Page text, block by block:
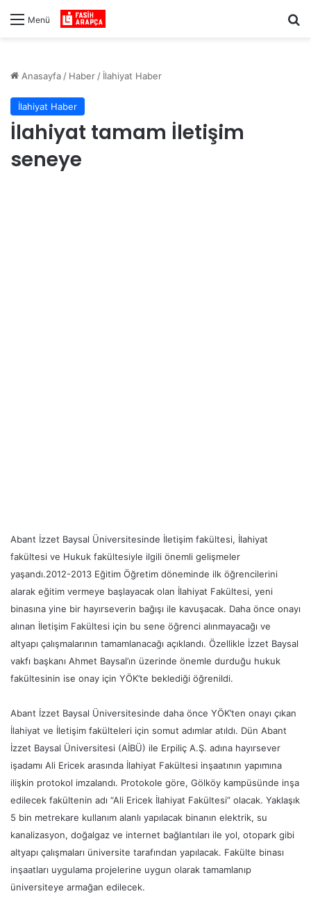
Menü
Anasayfa / Haber / İlahiyat Haber
İlahiyat Haber
İlahiyat tamam İletişim
seneye
Abant İzzet Baysal Üniversitesinde İletişim fakültesi, İlahiyat
fakültesi ve Hukuk fakültesiyle ilgili önemli gelişmeler
yaşandı.2012-2013 Eğitim Öğretim döneminde ilk öğrencilerini
alarak eğitim vermeye başlayacak olan İlahiyat Fakültesi, yeni
binasına yine bir hayırseverin bağışı ile kavuşacak. Daha önce onayı
alınan İletişim Fakültesi için bu sene öğrenci alınmayacağı ve
altyapı çalışmalarının tamamlanacağı açıklandı. Özellikle İzzet Baysal
vakfı başkanı Ahmet Baysal’ın üzerinde önemle durduğu hukuk
fakültesinin ise onay için YÖK’te beklediği öğrenildi.
Abant İzzet Baysal Üniversitesinde daha önce YÖK’ten onayı çıkan
İlahiyat ve İletişim fakülteleri için somut adımlar atıldı. Dün Abant
İzzet Baysal Üniversitesi (AİBÜ) ile Erpiliç A.Ş. adına hayırsever
işadamı Ali Ericek arasında İlahiyat Fakültesi inşaatının yapımına
ilişkin protokol imzalandı. Protokole göre, Gölköy kampüsünde inşa
edilecek fakültenin adı “Ali Ericek İlahiyat Fakültesi” olacak. Yaklaşık
5 bin metrekare kullanım alanlı yapılacak binanın elektrik, su
kanalizasyon, doğalgaz ve internet bağlantıları ile yol, otopark gibi
altyapı çalışmaları üniversite tarafından yapılacak. Fakülte binası
inşaatları uygulama projelerine uygun olarak tamamlanıp
üniversiteye armağan edilecek.